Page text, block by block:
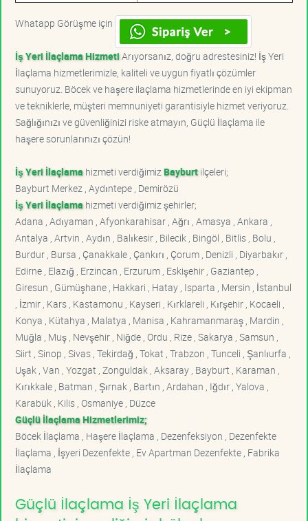
Whatapp Görüşme için
İş Yeri İlaçlama HizmetiArıyorsanız, doğru adrestesiniz! İş Yeri
İlaçlama hizmetlerimizle, kaliteli ve uygun fiyatlı çözümler
sunuyoruz. Böcek ve haşere ilaçlama hizmetlerinde en iyi ekipman
ve tekniklerle, müşteri memnuniyeti garantisiyle hizmet veriyoruz.
Sağlığınızı ve güvenliğinizi riske atmayın, Güçlü İlaçlama ile
haşere sorunlarınızı çözün!
İş Yeri İlaçlama hizmeti verdiğimiz Bayburtilçeleri;
Bayburt Merkez , Aydıntepe , Demirözü
İş Yeri İlaçlama hizmeti verdiğimiz şehirler;
Adana , Adıyaman , Afyonkarahisar , Ağrı , Amasya , Ankara ,
Antalya , Artvin , Aydın , Balıkesir , Bilecik , Bingöl , Bitlis , Bolu ,
Burdur , Bursa , Çanakkale , Çankırı , Çorum , Denizli , Diyarbakır ,
Edirne , Elazığ , Erzincan , Erzurum , Eskişehir , Gaziantep ,
Giresun , Gümüşhane , Hakkari , Hatay , Isparta , Mersin , İstanbul
, İzmir , Kars , Kastamonu , Kayseri , Kırklareli , Kırşehir , Kocaeli ,
Konya , Kütahya , Malatya , Manisa , Kahramanmaraş , Mardin ,
Muğla , Muş , Nevşehir , Niğde , Ordu , Rize , Sakarya , Samsun ,
Siirt , Sinop , Sivas , Tekirdağ , Tokat , Trabzon , Tunceli , Şanlıurfa ,
Uşak , Van , Yozgat , Zonguldak , Aksaray , Bayburt , Karaman ,
Kırıkkale , Batman , Şırnak , Bartın , Ardahan , Iğdır , Yalova ,
Karabük , Kilis , Osmaniye , Düzce
Güçlü İlaçlama Hizmetlerimiz;
Böcek İlaçlama , Haşere İlaçlama , Dezenfeksiyon , Dezenfekte
İlaçlama , İşyeri Dezenfekte , Ev Apartman Dezenfekte , Fabrika
İlaçlama
Güçlü İlaçlama İş Yeri İlaçlama